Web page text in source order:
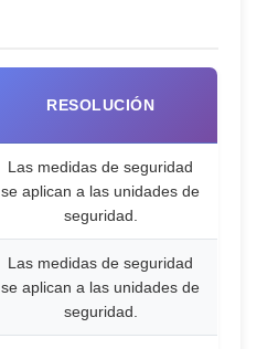
RESOLUCIÓN
Las medidas de seguridad
se aplican a las unidades de
seguridad.
Las medidas de seguridad
se aplican a las unidades de
seguridad.